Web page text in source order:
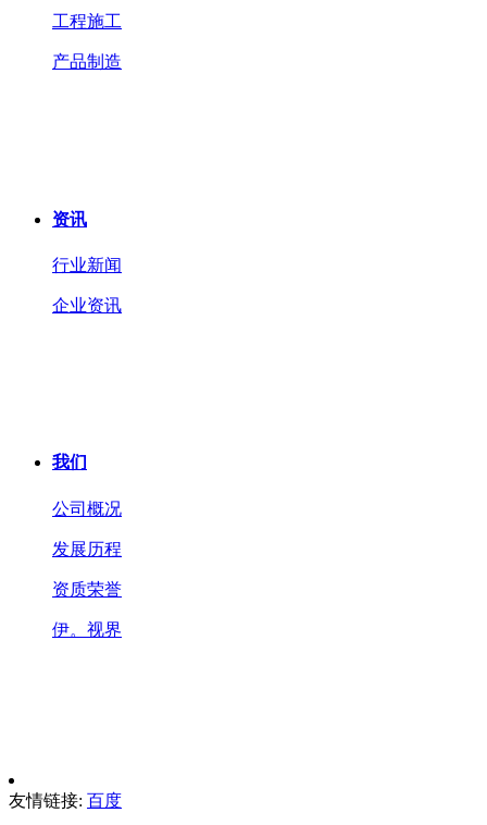
工程施工
产品制造
资讯
行业新闻
企业资讯
我们
公司概况
发展历程
资质荣誉
伊。视界
友情链接: 百度